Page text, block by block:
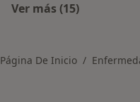
Ver más (15)
Página De Inicio